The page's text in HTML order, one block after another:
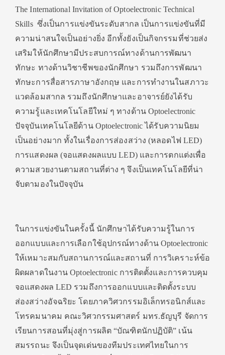
The International Invitation of Optoelectronic Technical
Skills ซึ่งเป็นการแข่งขันระดับสากล เป็นการแข่งขันที่มี
ความน่าสนใจเป็นอย่างยิ่ง อีกทั้งยังเป็นกิจกรรมที่ช่วยส่ง
เสริมให้นักศึกษามีประสบการณ์ทางด้านการพัฒนา
ทักษะ ทางด้านวิชาชีพของนักศึกษา รวมถึงการพัฒนา
ทักษะการสื่อสารภาษาอังกฤษ และการทำงานในสภาวะ
แวดล้อมสากล รวมถึงนักศึกษาและอาจารย์ยังได้รับ
ความรู้และเทคโนโลยีใหม่ ๆ ทางด้าน Optoelectronic
ปัจจุบันเทคโนโลยีด้าน Optoelectronic ได้รับความนิยม
เป็นอย่างมาก ทั้งในเรื่องการส่องสว่าง (หลอดไฟ LED)
การแสดงผล (จอแสดงผลแบบ LED) และการตกแต่งเพื่อ
ความสวยงานตามสถานที่ต่าง ๆ จึงเป็นเทคโนโลยีที่น่า
จับตามองในปัจจุบัน
ในการแข่งขันในครั้งนี้ นักศึกษาได้รับความรู้ในการ
ออกแบบและการเลือกใช้อุปกรณ์ทางด้าน Optoelectronic
ให้เหมาะสมกับสถานการณ์และสถานที่ การวิเคราะห์ข้อ
ผิดผลาดในงาน Optoelectronic การติดตั้งและการควบคุม
จอแสดงผล LED รวมถึงการออกแบบและติดตั้งระบบ
ส่องสว่างอัจฉริยะ โดยภาควิศวกรรมอิเล็กทรอนิกส์และ
โทรคมนาคม คณะวิศวกรรมศาสตร์ มทร.ธัญบุรี จัดการ
เรียนการสอนที่มุ่งสู่การผลิต “บัณฑิตนักปฏิบัติ” เน้น
สมรรถนะ จึงเป็นจุดเด่นของทีมประเทศไทยในการ